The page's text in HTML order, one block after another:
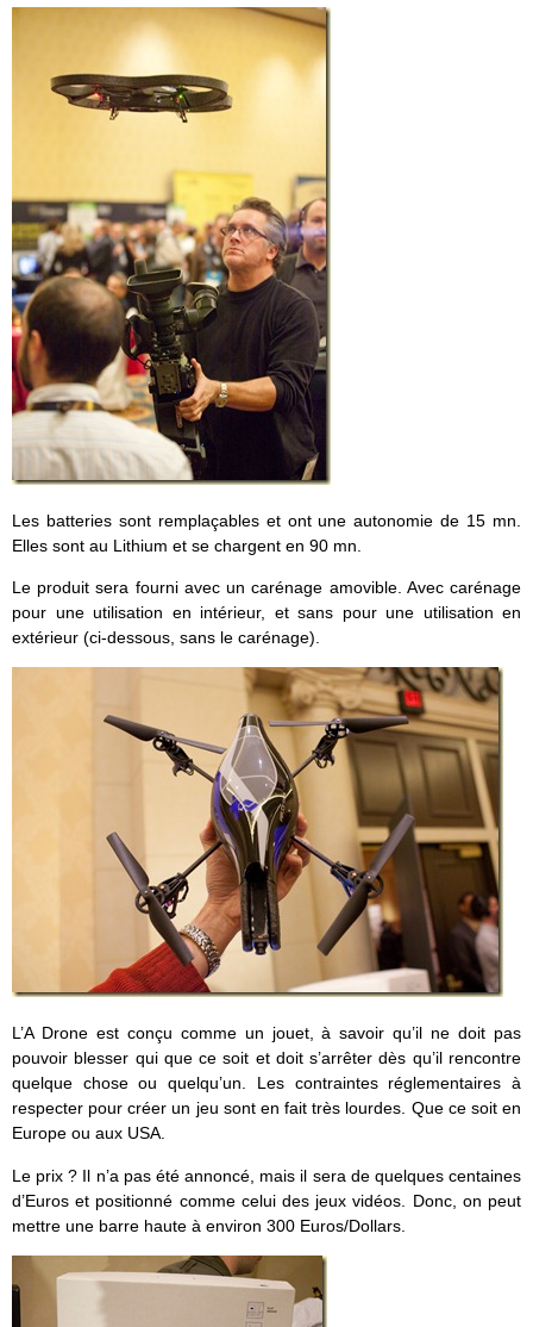
Les batteries sont remplaçables et ont une autonomie de 15 mn.
Elles sont au Lithium et se chargent en 90 mn.
Le produit sera fourni avec un carénage amovible. Avec carénage
pour une utilisation en intérieur, et sans pour une utilisation en
extérieur (ci-dessous, sans le carénage).
L’A Drone est conçu comme un jouet, à savoir qu’il ne doit pas
pouvoir blesser qui que ce soit et doit s’arrêter dès qu’il rencontre
quelque chose ou quelqu’un. Les contraintes réglementaires à
respecter pour créer un jeu sont en fait très lourdes. Que ce soit en
Europe ou aux USA.
Le prix ? Il n’a pas été annoncé, mais il sera de quelques centaines
d’Euros et positionné comme celui des jeux vidéos. Donc, on peut
mettre une barre haute à environ 300 Euros/Dollars.